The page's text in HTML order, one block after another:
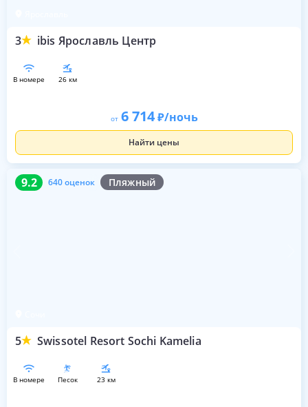
3 ibis Ярославль Центр
в номере 26 км
от 6 714 /ночь
Найти цены
9.2 640 оценок Пляжный
5 Swissotel Resort Sochi Kamelia
9.2 640 оценок
в номере песок 23 км